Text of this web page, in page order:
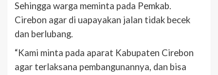
Sehingga warga meminta pada Pemkab.
Cirebon agar di uapayakan jalan tidak becek
dan berlubang.
“Kami minta pada aparat Kabupaten Cirebon
agar terlaksana pembangunannya, dan bisa